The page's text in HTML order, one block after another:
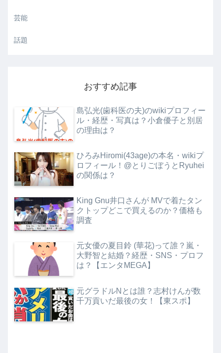
芸能
話題
おすすめ記事
島弘光(歯科医の夫)のwikiプロフィー
ル・経歴・写真は？小倉優子と別居
の理由は？
ひろみHiromi(43age)の本名・wikiプ
ロフィール！@とりごぼうとRyuhei
の関係は？
King Gnu井口さんが MVで着たタン
クトップどこで買えるのか？価格も
調査
元女優の夏目鈴 (華花)って誰？嵐・
大野智と結婚？経歴・SNS・プロフ
は？【エンタMEGA】
元グラドルNとは誰？志村けんが数
千万貢いだ最後の女！【東スポ】